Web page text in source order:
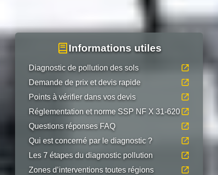
Informations utiles
Diagnostic de pollution des sols
Demande de prix et devis rapide
Points à vérifier dans vos devis
Réglementation et norme SSP NF X 31-620
Questions réponses FAQ
Qui est concerné par le diagnostic ?
Les 7 étapes du diagnostic pollution
Zones d’interventions toutes régions